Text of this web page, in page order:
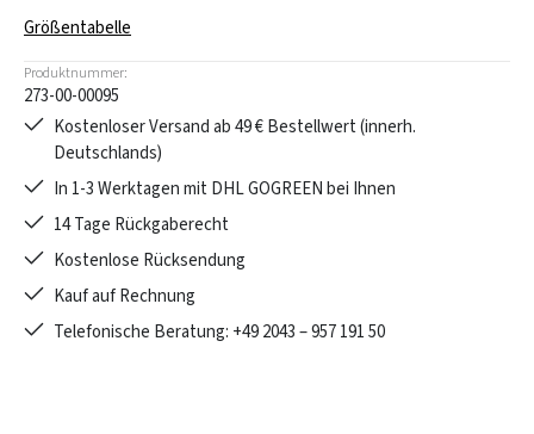
Größentabelle
Produktnummer:
273-00-00095
Kostenloser Versand ab 49 € Bestellwert (innerh.
Deutschlands)
In 1-3 Werktagen mit DHL GOGREEN bei Ihnen
14 Tage Rückgaberecht
Kostenlose Rücksendung
Kauf auf Rechnung
Telefonische Beratung: +49 2043 – 957 191 50